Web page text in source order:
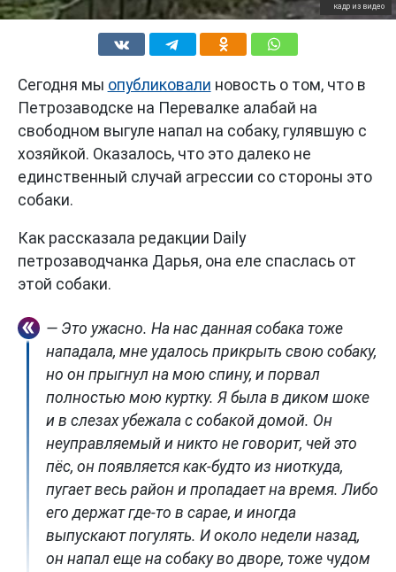
кадр из видео
Сегодня мы опубликовали новость о том, что в
Петрозаводске на Перевалке алабай на
свободном выгуле напал на собаку, гулявшую с
хозяйкой. Оказалось, что это далеко не
единственный случай агрессии со стороны это
собаки.
Как рассказала редакции Daily
петрозаводчанка Дарья, она еле спаслась от
этой собаки.
— Это ужасно. На нас данная собака тоже
нападала, мне удалось прикрыть свою собаку,
но он прыгнул на мою спину, и порвал
полностью мою куртку. Я была в диком шоке
и в слезах убежала с собакой домой. Он
неуправляемый и никто не говорит, чей это
пёс, он появляется как-будто из ниоткуда,
пугает весь район и пропадает на время. Либо
его держат где-то в сарае, и иногда
выпускают погулять. И около недели назад,
он напал еще на собаку во дворе, тоже чудом